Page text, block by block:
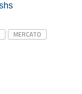
MERCATO